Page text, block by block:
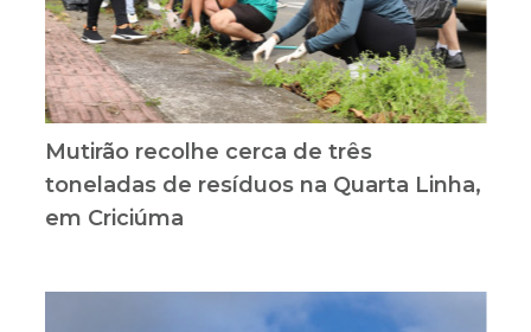
Mutirão recolhe cerca de três
toneladas de resíduos na Quarta Linha,
em Criciúma